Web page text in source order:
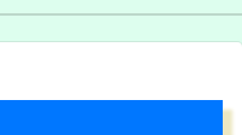
ラボ香水聖典】21世紀最大
トム フォード香水聖典】愛と